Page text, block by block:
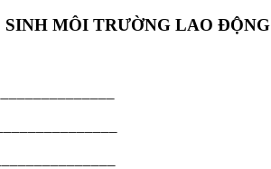
SINH MÔI TRƯỜNG LAO ĐỘNG